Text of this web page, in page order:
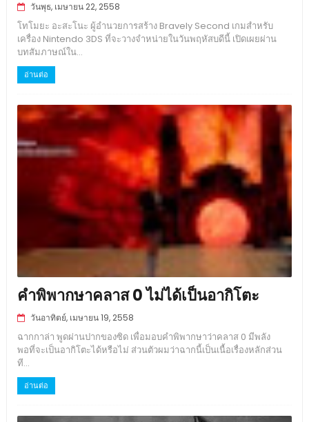
วันพุธ, เมษายน 22, 2558
โทโมยะ อะสะโนะ ผู้อำนวยการสร้าง Bravely Second เกมสำหรับ
เครื่อง Nintendo 3DS ที่จะวางจำหน่ายในวันพฤหัสบดีนี้ เปิดเผยผ่าน
บทสัมภาษณ์ใน...
อ่านต่อ
คำพิพากษาคลาส 0 ไม่ได้เป็นอากิโตะ
วันอาทิตย์, เมษายน 19, 2558
ฉากกาล่า พูดผ่านปากของซิด เพื่อมอบคำพิพากษาว่าคลาส 0 มีพลัง
พอที่จะเป็นอากิโตะได้หรือไม่ ส่วนตัวผมว่าฉากนี้เป็นเนื้อเรื่องหลักส่วน
ที...
อ่านต่อ